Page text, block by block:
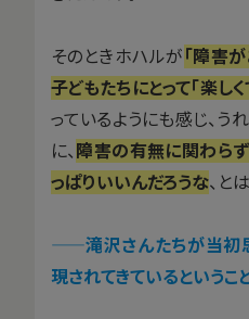
そのときホハルが「障害
子どもたちにとって「楽し
っているようにも感じ、う
に、障害の有無に関わら
っぱりいいんだろうな、と
——滝沢さんたちが当初
現されてきているというこ